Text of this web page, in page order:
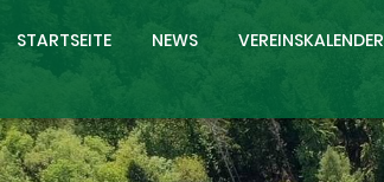
STARTSEITE NEWS VEREINSKALENDER